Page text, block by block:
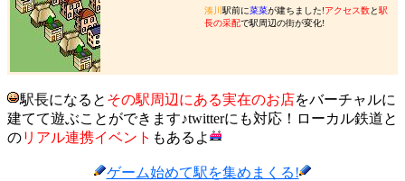
湊川 駅前に菜菜が建ちました!アクセス数と駅
長の采配で駅周辺の街が変化!
駅長になると その駅周辺にある実在のお店をバーチャルに
建てて遊ぶことができます♪twitterにも対応！ローカル鉄道と
のリアル連携イベント もあるよ
ゲーム始めて駅を集めまくる!